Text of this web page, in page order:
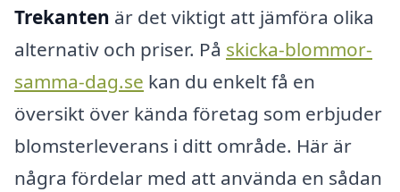
Trekanten är det viktigt att jämföra olika
alternativ och priser. På skicka-blommor-
samma-dag.se kan du enkelt få en
översikt över kända företag som erbjuder
blomsterleverans i ditt område. Här är
några fördelar med att använda en sådan